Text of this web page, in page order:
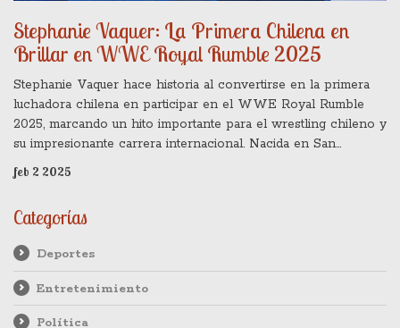
Stephanie Vaquer: La Primera Chilena en
Brillar en WWE Royal Rumble 2025
Stephanie Vaquer hace historia al convertirse en la primera
luchadora chilena en participar en el WWE Royal Rumble
2025, marcando un hito importante para el wrestling chileno y
su impresionante carrera internacional. Nacida en San
Fernando, Chile, Vaquer brilla con su destacada trayectoria en
CMLL, NJPW y AEW antes de unirse a WWE y debutar en
ampliamente celebrada por la prensa y los fanáticos del
wrestling.
feb 2 2025
Categorías
Deportes
Entretenimiento
Política